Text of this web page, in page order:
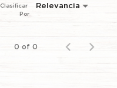
Relevancia
Clasificar
Por
0 of 0